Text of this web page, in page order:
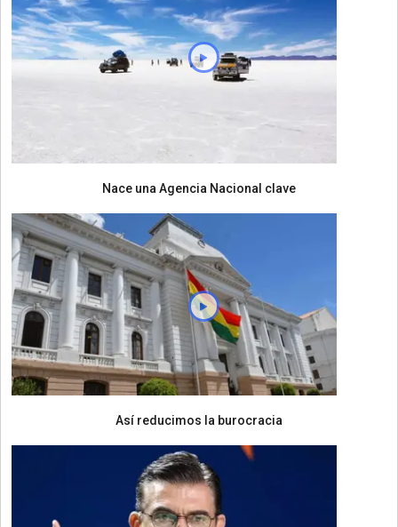
Nace una Agencia Nacional clave
Así reducimos la burocracia